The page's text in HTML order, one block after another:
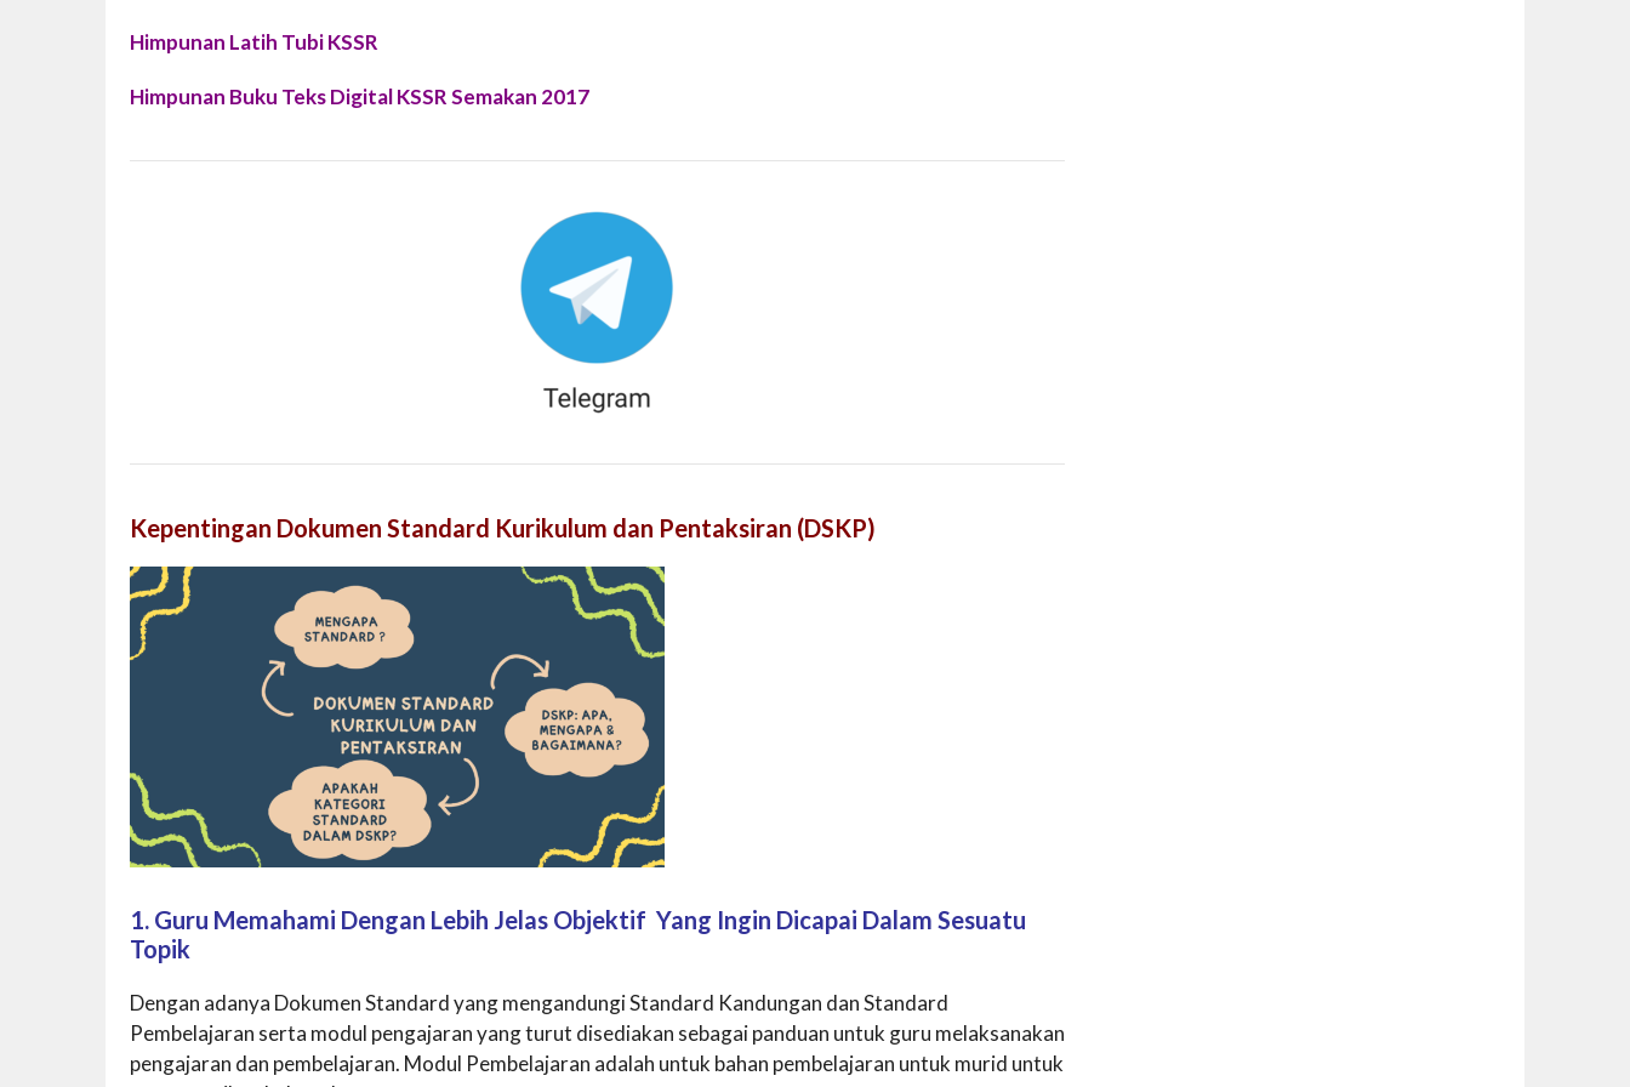
Himpunan Latih Tubi KSSR
Himpunan Buku Teks Digital KSSR Semakan 2017
Kepentingan Dokumen Standard Kurikulum dan Pentaksiran (DSKP)
1. Guru Memahami Dengan Lebih Jelas Objektif Yang Ingin Dicapai Dalam Sesuatu
Topik
Dengan adanya Dokumen Standard yang mengandungi Standard Kandungan dan Standard
Pembelajaran serta modul pengajaran yang turut disediakan sebagai panduan untuk guru melaksanakan
pengajaran dan pembelajaran. Modul Pembelajaran adalah untuk bahan pembelajaran untuk murid untuk